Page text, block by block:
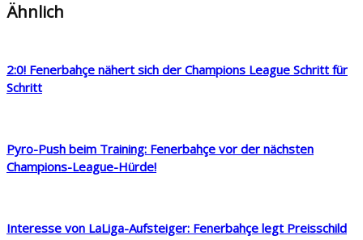
Ähnlich
2:0! Fenerbahçe nähert sich der Champions League Schritt für
Schritt
Pyro-Push beim Training: Fenerbahçe vor der nächsten
Champions-League-Hürde!
Interesse von LaLiga-Aufsteiger: Fenerbahçe legt Preisschild